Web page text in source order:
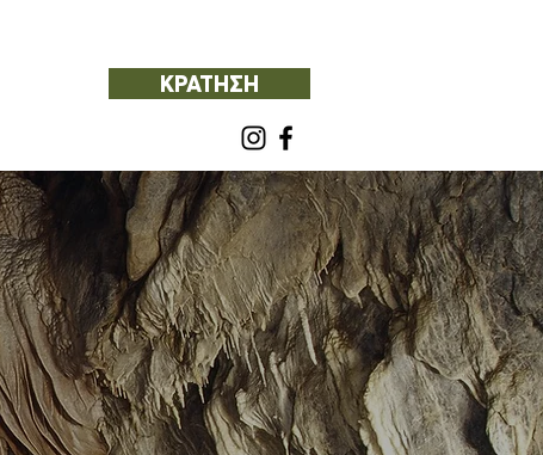
ΚΡΑΤΗΣΗ